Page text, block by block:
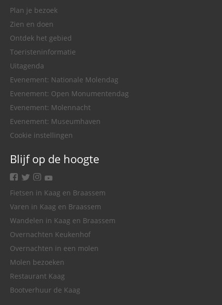
Plan je bezoek
Zien en doen
Ontdek het gebied
Toeristeninformatie
Uitagenda
Evenement: Nationale Molendag
Evenement: Open Monumentendag
Evenement: Molennacht
Evenement: Museumhaven
Cookie instellingen
Blijf op de hoogte
facebook
twitterinstagram
youtube
Fietsen in Kaag en Braassem
Varen in Kaag en Braassem
Wandelen in Kaag en Braassem
Overnachten Keukenhof
Overnachten in een molen
Molen bezoeken
Restaurant Kaag
Bootverhuur de Kaag